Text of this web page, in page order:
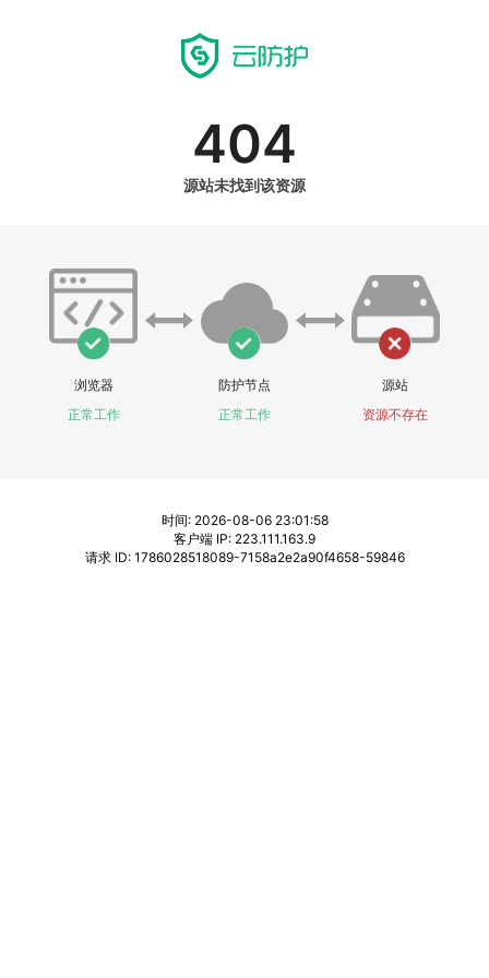
404
源站未找到该资源
浏览器
正常工作
防护节点
正常工作
源站
资源不存在
时间: 2026-08-06 23:01:58
客户端 IP: 223.111.163.9
请求 ID: 1786028518089-7158a2e2a90f4658-59846